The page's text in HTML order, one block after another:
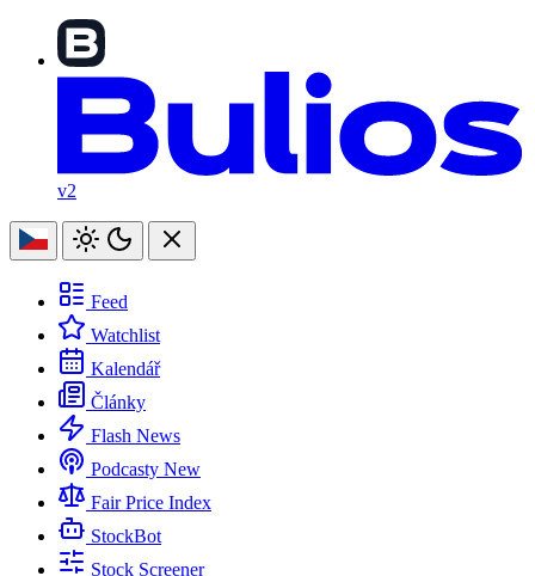
v2
Feed
Watchlist
Kalendář
Články
Flash News
Podcasty New
Fair Price Index
StockBot
Stock Screener